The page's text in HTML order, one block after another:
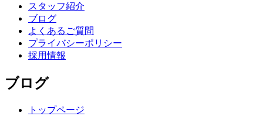
スタッフ紹介
ブログ
よくあるご質問
プライバシーポリシー
採用情報
ブログ
トップページ